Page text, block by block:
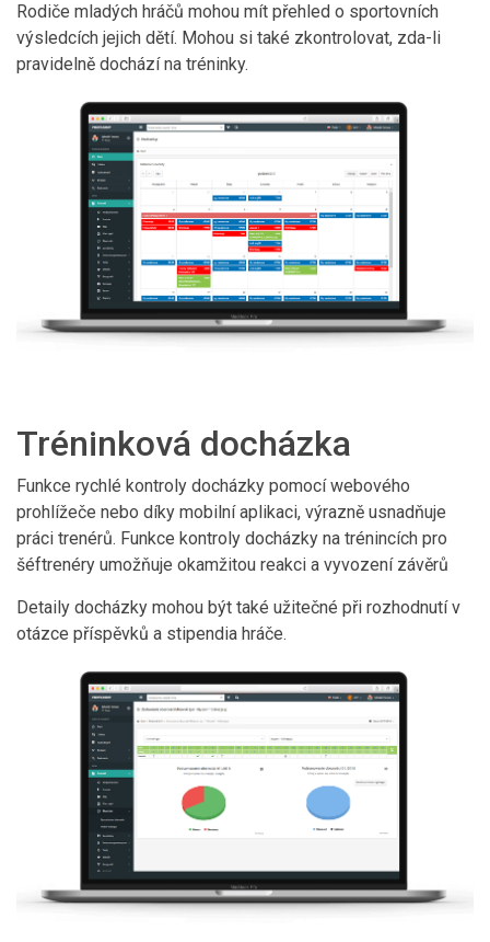
Rodiče mladých hráčů mohou mít přehled o sportovních
výsledcích jejich dětí. Mohou si také zkontrolovat, zda-li
pravidelně dochází na tréninky.
Tréninková docházka
Funkce rychlé kontroly docházky pomocí webového
prohlížeče nebo díky mobilní aplikaci, výrazně usnadňuje
práci trenérů. Funkce kontroly docházky na trénincích pro
šéftrenéry umožňuje okamžitou reakci a vyvození závěrů
Detaily docházky mohou být také užitečné při rozhodnutí v
otázce příspěvků a stipendia hráče.